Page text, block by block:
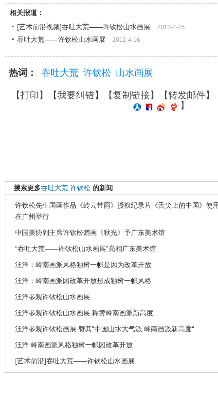
相关报道：
[艺术前沿视频]吞吐大荒——许钦松山水画展
2012-4-25
吞吐大荒——许钦松山水画展 2012-4-16
热词： 吞吐大荒 许钦松 山水画展
【打印】【我要纠错】【复制链接】【转发邮件】
】
搜索更多吞吐大荒 许钦松 的新闻
许钦松先生国画作品《岭云带雨》授权纪录片《舌尖上的中国》使
在广州举行
中国美协副主席许钦松赠画《秋光》予广东美术馆
“吞吐大荒——许钦松山水画展”亮相广东美术馆
汪洋：岭南画派风格独树一帜是因为改革开放
汪洋：岭南画派因改革开放形成独树一帜风格
汪洋参观许钦松山水画展
汪洋参观许钦松山水画展 称赞岭南画派新高度
汪洋参观许钦松画展 赞其“中国山水大气派 岭南画派新高度“
汪洋:岭南画派风格独树一帜因改革开放
[艺术前沿]吞吐大荒——许钦松山水画展